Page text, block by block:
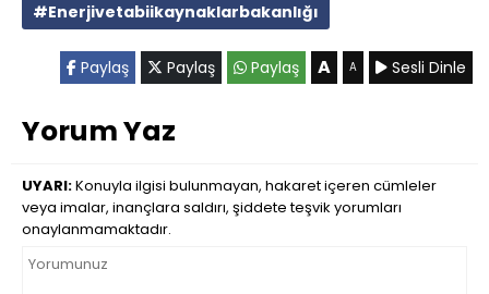
#Enerjivetabiikaynaklarbakanlığı
Paylaş Paylaş Paylaş A A Sesli Dinle
Yorum Yaz
UYARI:Konuyla ilgisi bulunmayan, hakaret içeren cümleler
veya imalar, inançlara saldırı, şiddete teşvik yorumları
onaylanmamaktadır.